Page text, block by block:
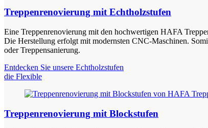
Treppenrenovierung mit Echtholzstufen
Eine Treppenrenovierung mit den hochwertigen HAFA
Die Herstellung erfolgt mit modernsten CNC-Maschinen.
oder Treppensanierung.
Entdecken Sie unsere Echtholzstufen
die Flexible
Treppenrenovierung mit Blockstufen